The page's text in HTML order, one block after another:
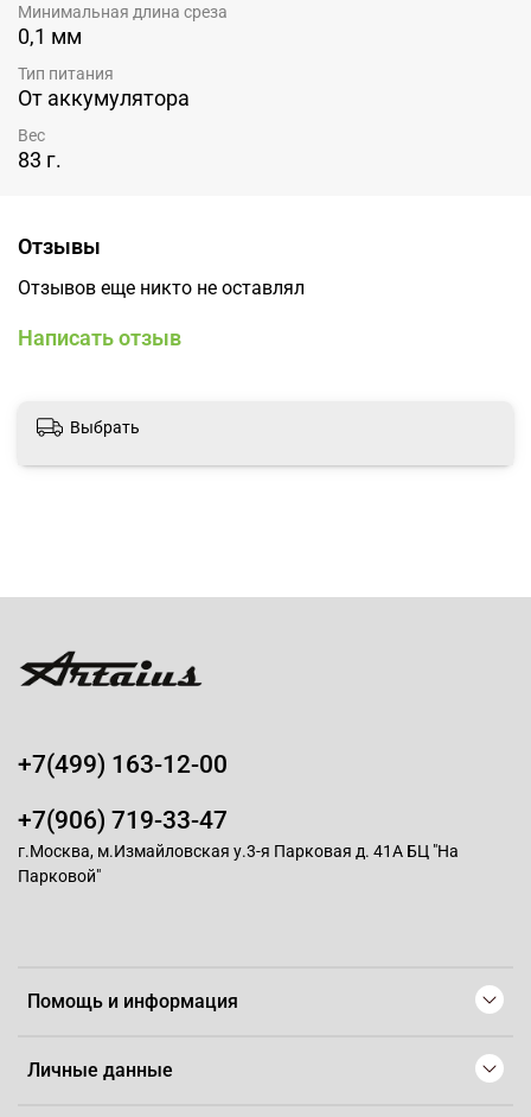
Минимальная длина среза
0,1 мм
Тип питания
От аккумулятора
Вес
83 г.
Отзывы
Отзывов еще никто не оставлял
Написать отзыв
Выбрать
Помощь и информация
Личные данные
+7(499) 163-12-00
+7(906) 719-33-47
г.Москва, м.Измайловская у.3-я Парковая д. 41А БЦ "На
Парковой"